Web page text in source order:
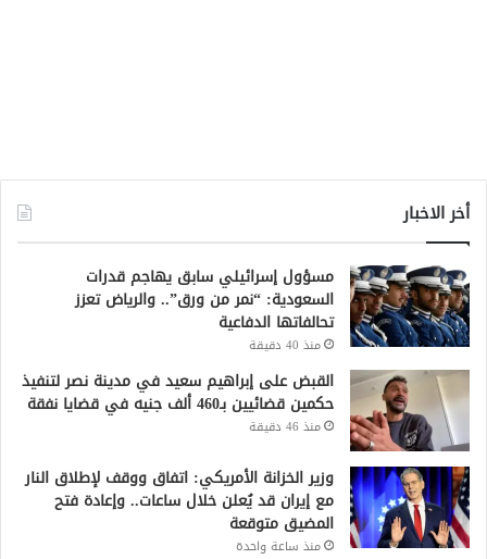
أخر الاخبار
مسؤول إسرائيلي سابق يهاجم قدرات
السعودية: “نمر من ورق”.. والرياض تعزز
تحالفاتها الدفاعية
منذ 40 دقيقة
القبض على إبراهيم سعيد في مدينة نصر لتنفيذ
حكمين قضائيين بـ460 ألف جنيه في قضايا نفقة
منذ 46 دقيقة
وزير الخزانة الأمريكي: اتفاق ووقف لإطلاق النار
مع إيران قد يُعلن خلال ساعات.. وإعادة فتح
المضيق متوقعة
منذ ساعة واحدة